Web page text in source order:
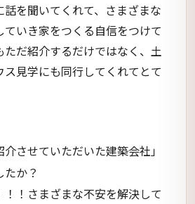
話を聞いてくれて、さまざまな
いき家をつくる自信をつけて
ただ紹介するだけではなく、土
見学にも同行してくれてとて
させていただいた建築会社」
か？
！さまざまな不安を解決して